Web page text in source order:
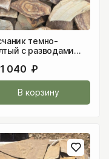
темно-
с разводами
1 040 ₽
В корзину